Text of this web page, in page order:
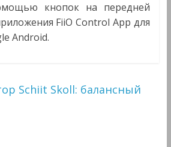
кнопок на передней
FiiO Control App для
Android.
Schiit Skoll: балансный